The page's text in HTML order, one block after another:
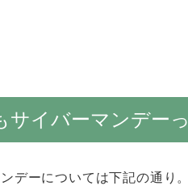
サイバーマンデー
デーについては下記の通り。